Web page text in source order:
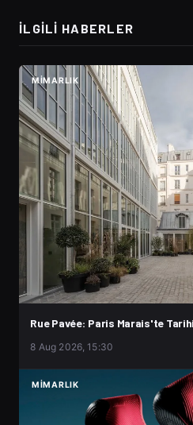
İLGILI HABERLER
MIMARLIK
Rue Pavée: Paris Marais'te
8 Aug 2026, 15:30
MIMARLIK